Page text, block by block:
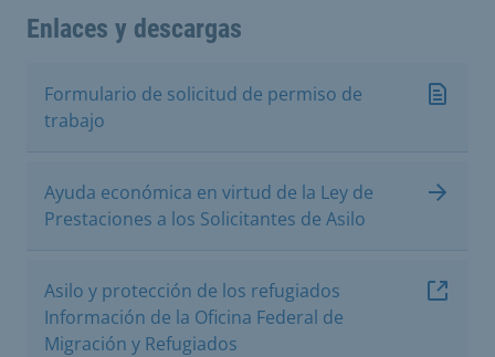
Enlaces y descargas
Formulario de solicitud de permiso de
trabajo
Ayuda económica en virtud de la Ley de
Prestaciones a los Solicitantes de Asilo
Asilo y protección de los refugiados
Información de la Oficina Federal de
Migración y Refugiados